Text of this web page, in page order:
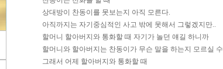
상대방이 찬동이를 못보는지 아직 모른다.
아직까지는 자기중심적인 사고 밖에 못해서 그렇겠지만..
할머니 할아버지와 통화할 때 자기가 놀던 얘길 하니까
할머니와 할아버지는 찬동이가 무슨 말을 하는지 모르실
그래서 어제 할아버지와 통화할 때